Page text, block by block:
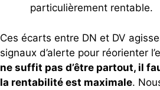
particulièrement rentable.
Ces écarts entre DN et DV
signaux d’alerte pour réorienter
ne suffit pas d’être partout, il
la rentabilité est maximale.